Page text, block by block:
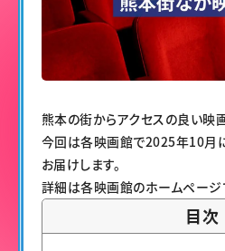
熊本の街からアクセスの良い映
今回は各映画館で2025年10月
お届けします。
詳細は各映画館のホームページ
目次